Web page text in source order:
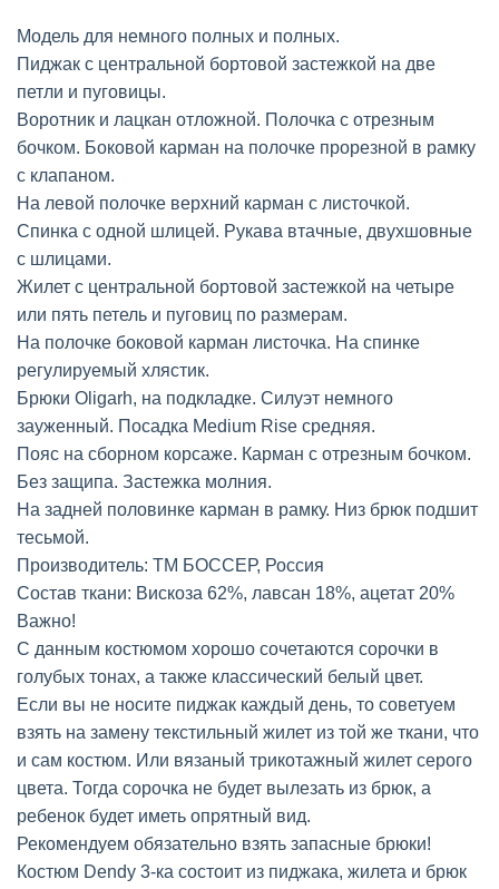
Модель для немного полных и полных.
Пиджак с центральной бортовой застежкой на две
петли и пуговицы.
Воротник и лацкан отложной. Полочка с отрезным
бочком. Боковой карман на полочке прорезной в рамку
с клапаном.
На левой полочке верхний карман с листочкой.
Спинка с одной шлицей. Рукава втачные, двухшовные
с шлицами.
Жилет с центральной бортовой застежкой на четыре
или пять петель и пуговиц по размерам.
На полочке боковой карман листочка. На спинке
регулируемый хлястик.
Брюки Oligarh, на подкладке. Силуэт немного
зауженный. Посадка Medium Rise средняя.
Пояс на сборном корсаже. Карман с отрезным бочком.
Без защипа. Застежка молния.
На задней половинке карман в рамку. Низ брюк подшит
тесьмой.
Производитель: ТМ БОССЕР, Россия
Состав ткани: Вискоза 62%, лавсан 18%, ацетат 20%
Важно!
С данным костюмом хорошо сочетаются сорочки в
голубых тонах, а также классический белый цвет.
Если вы не носите пиджак каждый день, то советуем
взять на замену текстильный жилет из той же ткани, что
и сам костюм. Или вязаный трикотажный жилет серого
цвета. Тогда сорочка не будет вылезать из брюк, а
ребенок будет иметь опрятный вид.
Рекомендуем обязательно взять запасные брюки!
Костюм Dendy 3-ка состоит из пиджака, жилета и брюк